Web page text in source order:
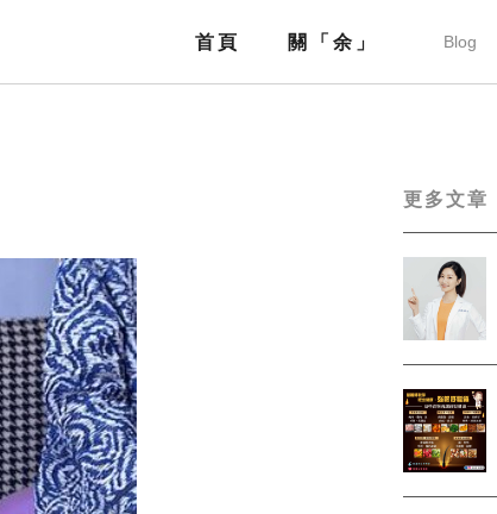
首頁 關「余」 Blog
更多文章